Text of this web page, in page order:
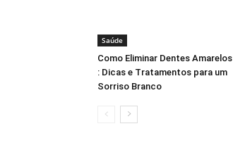
Saúde
Como Eliminar Dentes Amarelos
: Dicas e Tratamentos para um
Sorriso Branco